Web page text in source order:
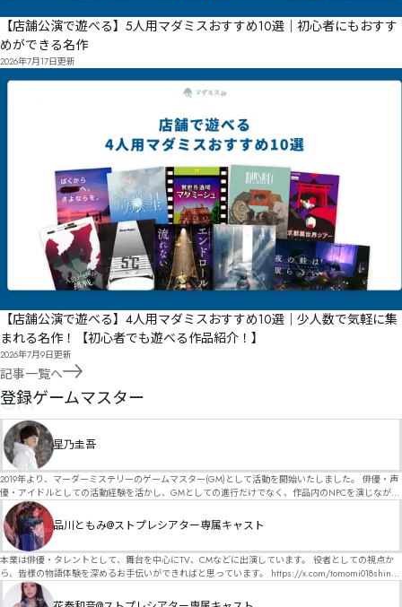
【店舗公演で遊べる】5人用マダミスおすすめ10選｜初心者にもおすす
めができる名作
2026年7月17日更新
【店舗公演で遊べる】4人用マダミスおすすめ10選｜少人数で気軽に集
まれる名作！【初心者でも遊べる作品紹介！】
2026年7月9日更新
記事一覧へ
GM
登録ゲームマスター
星乃圭吾
2019年より、マーダーミステリーのゲームマスター(GM)として活動を開始いたしました。 俳優・声
優・アイドルとしての活動経験を活かし、GMとしての進行だけでなく、作品内のNPCを演じなが
ら、お客様に物語の世界へ入り込んでいただくような演出・サービスを得意としています。 自分自
身でも作品制作を行っているので、作家さんが作品に込めた想いや意図を大切にしながら、その作
品の魅力をお客様に届けられるような公演を心がけています。 参加してくださる皆様がどんなエン
ディングを迎えるのか、どんな物語が生まれるのかを想像しながら、公演を進めていく時間が本当
に大好きです！ 対応可能作品は、オフライン（対面）作品のみとなります。 得意分野をひとつ挙げ
るなら恋愛もの（恋愛要素を含むシナリオ）ですが、ファンタジー、デスゲーム、青春ものなど、
ジャンルを問わず幅広く対応可能です！お任せください！ 《所属団体・店舗》 ★ Lanbelysma -ラン
ビリズマ- (代表・制作・GM) ★ ストーリープレイングシアター (GM) ★ フィネガンズ ウェイク
品川ともみ@ストプレシアター専属キャスト
本業は俳優・タレントとして、舞台を中心にTV、CMなどに出演しています。 役者としての視点か
ら、皆様の物語体験を深めるお手伝いができればと思っています。 https://x.com/tomomi018shin?
s=11 活動内容はSNSにて投稿しています。 SPT所属。 ストーリープレイングシアター「星詠みの
標」にてGMデビュー。 ボードゲーム×体感型演劇 イマーシブカフェ「コアクト」(不定期開催)出